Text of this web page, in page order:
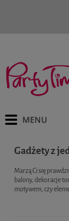
Gadżety z
Marzą Ci się
balony, dekoracje
motywem, czy